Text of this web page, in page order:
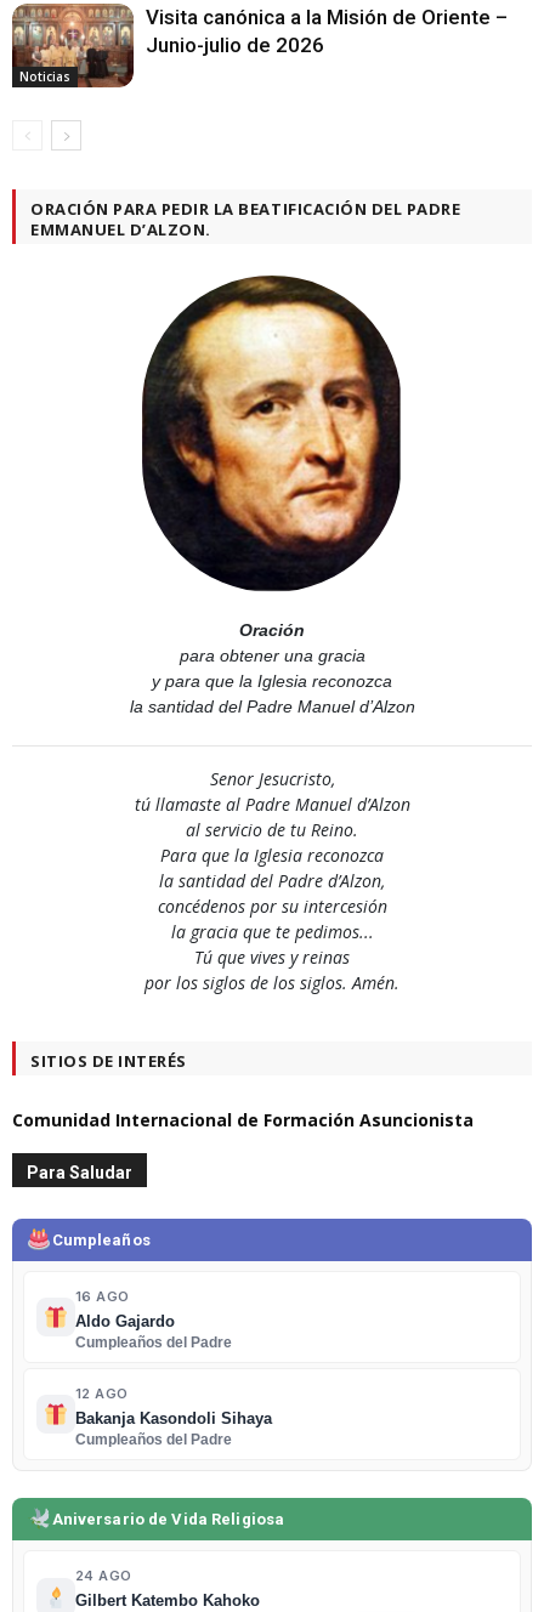
Noticias
Visita canónica a la Misión de Oriente –
Junio-julio de 2026
ORACIÓN PARA PEDIR LA BEATIFICACIÓN DEL PADRE
EMMANUEL D’ALZON.
Oración
para obtener una gracia
y para que la Iglesia reconozca
la santidad del Padre Manuel d’Alzon
Senor Jesucristo,
tú llamaste al Padre Manuel d’Alzon
al servicio de tu Reino.
Para que la Iglesia reconozca
la santidad del Padre d’Alzon,
concédenos por su intercesión
la gracia que te pedimos...
Tú que vives y reinas
por los siglos de los siglos. Amén.
SITIOS DE INTERÉS
Comunidad Internacional de Formación Asuncionista
Para Saludar
Cumpleaños
16 AGO
Aldo Gajardo
Cumpleaños del Padre
12 AGO
Bakanja Kasondoli Sihaya
Cumpleaños del Padre
Aniversario de Vida Religiosa
24 AGO
Gilbert Katembo Kahoko